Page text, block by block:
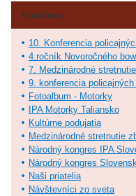
Fotoalbum
10. Konferencia
4.ročník Novoročného
7. Medzinárodné
9. konferencia
Fotoalbum - Motorky
IPA Motorky Taliansko
Kultúrne podujatia
Medzinárodné stretnutie
Národný kongres IPA
Národný kongres
Naši priatelia
Návštevníci zo sveta